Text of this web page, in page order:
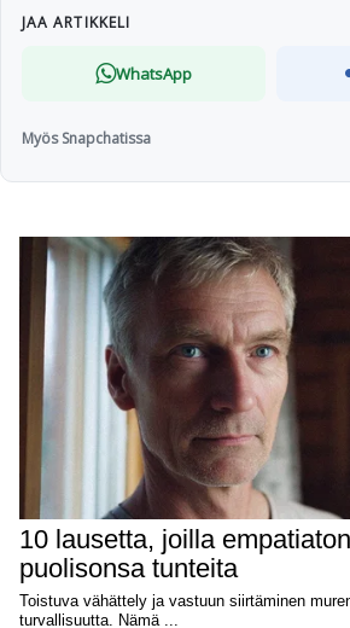
JAA ARTIKKELI
WhatsApp
Myös Snapchatissa